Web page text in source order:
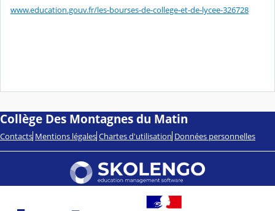
www.education.gouv.fr/les-bourses-de-college-et-de-lycee-326728
Collège Des Montagnes du Matin
Contacts Mentions légales Chartes d'utilisation Données personnelles